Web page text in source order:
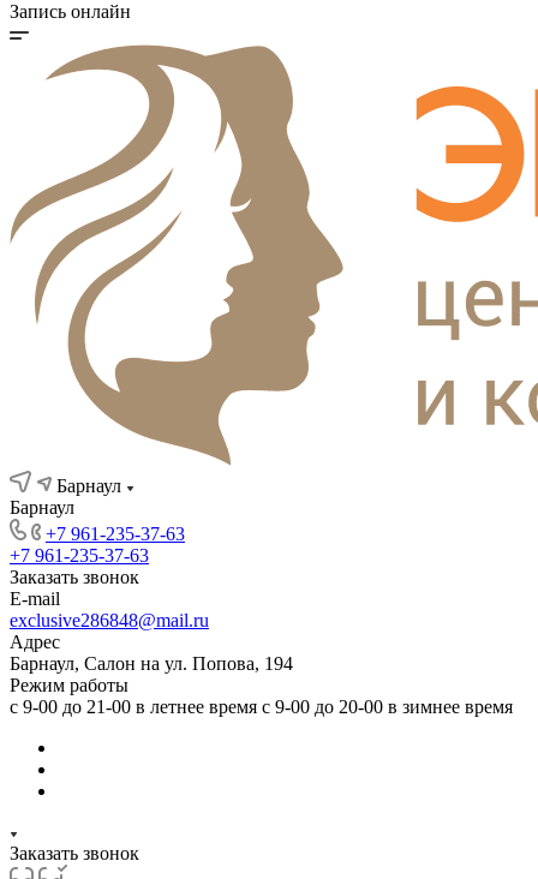
Запись онлайн
Барнаул
Барнаул
+7 961-235-37-63
+7 961-235-37-63
Заказать звонок
E-mail
exclusive286848@mail.ru
Адрес
Барнаул, Салон на ул. Попова, 194
Режим работы
с 9-00 до 21-00 в летнее время с 9-00 до 20-00 в зимнее время
Заказать звонок